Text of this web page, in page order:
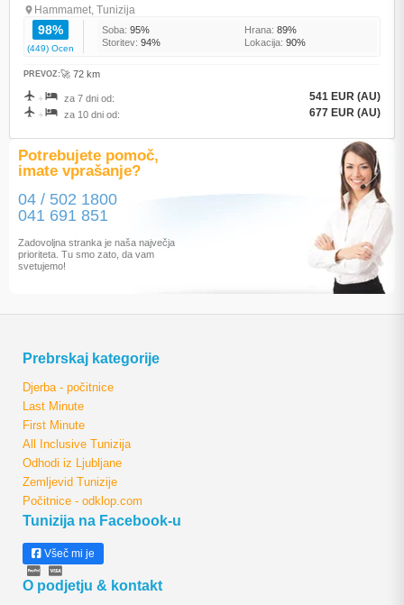
Potrebujete pomoč,
imate vprašanje?
04 / 502 1800
041 691 851
Zadovoljna stranka je naša največja
prioriteta. Tu smo zato, da vam
svetujemo!
Hammamet, Tunizija
98%
(449) Ocen
Soba: 95% Hrana: 89%
Storitev: 94% Lokacija: 90%
PREVOZ:🚀 72 km
+ za 7 dni od: 541 EUR (AU)
+ za 10 dni od: 677 EUR (AU)
Prebrskaj kategorije
Djerba - počitnice
Last Minute
First Minute
All Inclusive Tunizija
Odhodi iz Ljubljane
Zemljevid Tunizije
Počitnice - odklop.com
Tunizija na Facebook-u
Všeč mi je
O podjetju & kontakt